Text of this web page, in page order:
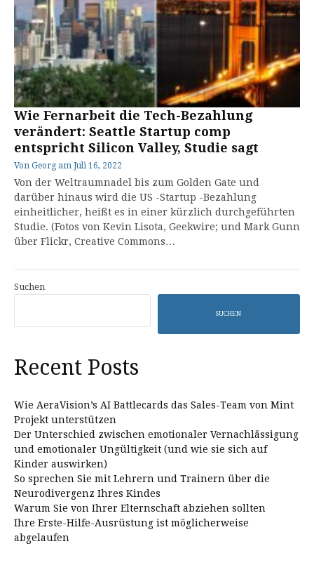
Wie Fernarbeit die Tech-Bezahlung
verändert: Seattle Startup comp
entspricht Silicon Valley, Studie sagt
Von Georg am Juli 16, 2022
Von der Weltraumnadel bis zum Golden Gate und
darüber hinaus wird die US -Startup -Bezahlung
einheitlicher, heißt es in einer kürzlich durchgeführten
Studie. (Fotos von Kevin Lisota, Geekwire; und Mark Gunn
über Flickr, Creative Commons…
Suchen
SUCHEN
Recent Posts
Wie AeraVision’s AI Battlecards das Sales-Team von Mint
Projekt unterstützen
Der Unterschied zwischen emotionaler Vernachlässigung
und emotionaler Ungültigkeit (und wie sie sich auf
Kinder auswirken)
So sprechen Sie mit Lehrern und Trainern über die
Neurodivergenz Ihres Kindes
Warum Sie von Ihrer Elternschaft abziehen sollten
Ihre Erste-Hilfe-Ausrüstung ist möglicherweise
abgelaufen